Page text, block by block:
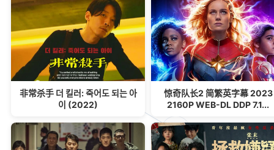
非常杀手 더 킬러: 죽어도 되는 아
이 (2022)
惊奇队长2 简繁英字幕 2023
2160P WEB-DL DDP 7.1...